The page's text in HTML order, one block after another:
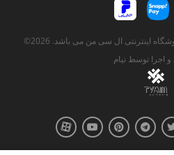
اینترنتی ال سی من می باشد. 2026©
اجرا توسطتیام